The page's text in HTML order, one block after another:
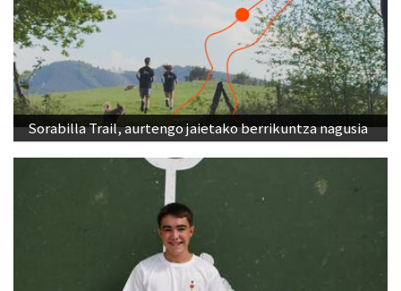
Sorabilla Trail, aurtengo jaietako berrikuntza nagusia